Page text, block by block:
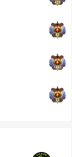
428
83
1885
22